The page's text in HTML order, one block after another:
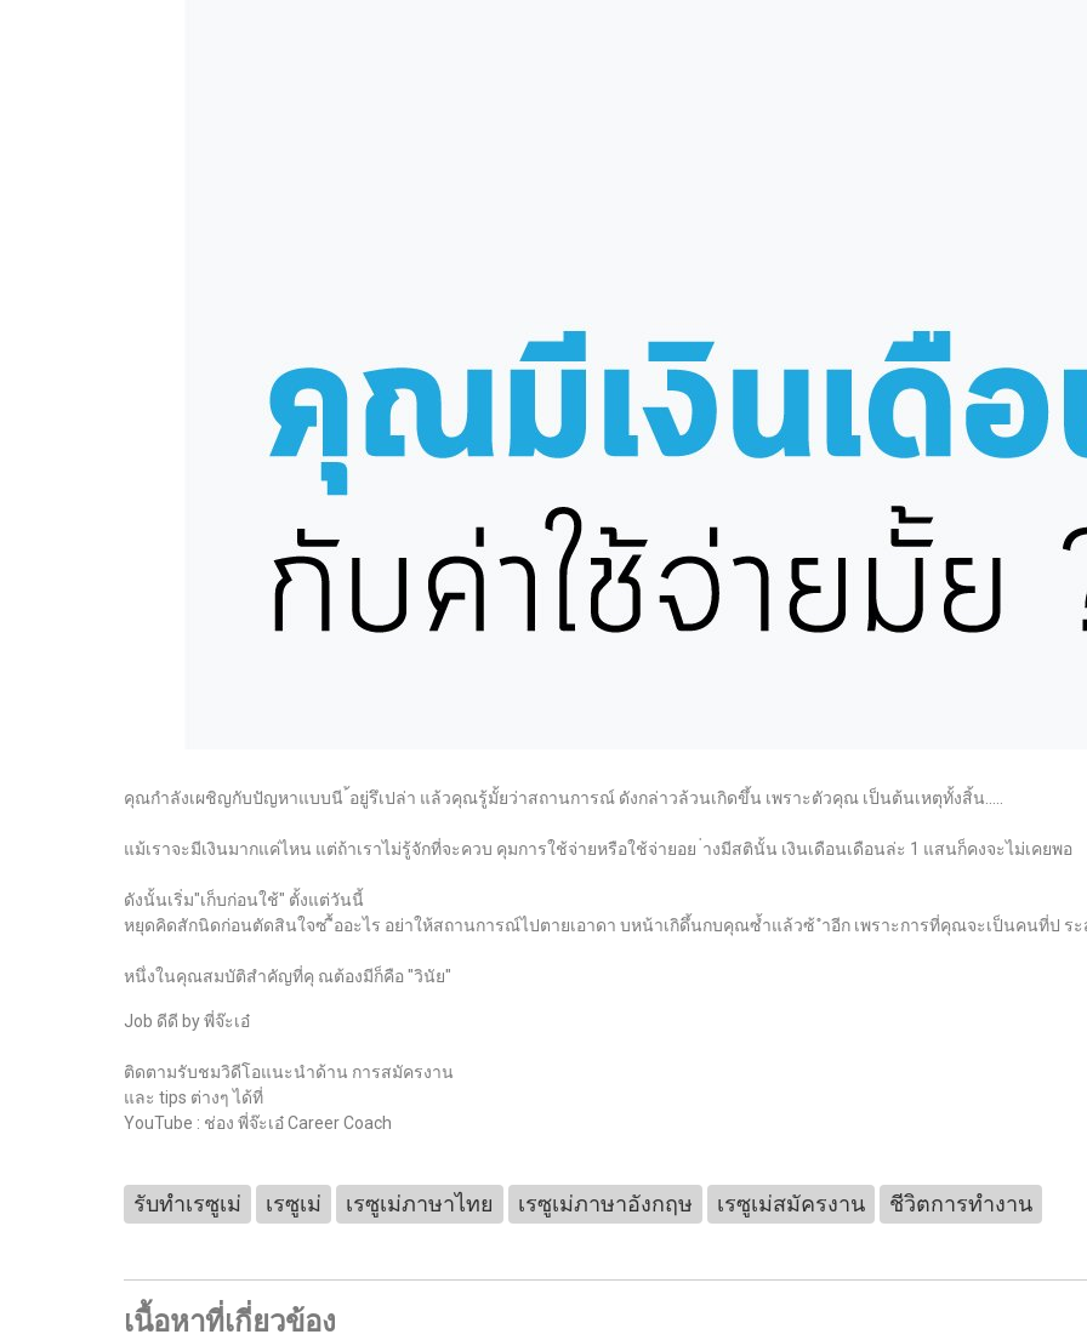
คุณกำลังเผชิญกับปัญหาแบบนี ้อยู่รึเปล่า แล้วคุณรู้มั้ยว่าสถานการณ์ ดังกล่าวล้วนเกิดขึ้น เพราะตัวคุณ เป็นต้นเหตุทั้งสิ้น.....
แม้เราจะมีเงินมากแค่ไหน แต่ถ้าเราไม่รู้จักที่จะควบ คุมการใช้จ่ายหรือใช้จ่ายอย ่างมีสตินั้น เงินเดือนเดือนล่ะ 1 แสนก็คงจะไม่เคยพอ
ดังนั้นเริ่ม"เก็บก่อนใช้" ตั้งแต่วันนี้
หยุดคิดสักนิดก่อนตัดสินใจซ ื้ออะไร อย่าให้สถานการณ์ไปตายเอาดา บหน้าเกิดึ้นกบคุณซ้ำแล้วซ้ ำอีก เพราะการที่คุณจะเป็นคนที่ป ร
หนึ่งในคุณสมบัติสำคัญที่คุ ณต้องมีก็คือ "วินัย"
Job ดีดี by พี่จ๊ะเอ๋
ติดตามรับชมวิดีโอแนะนำด้าน การสมัครงาน
และ tips ต่างๆ ได้ที่
YouTube : ช่อง พี่จ๊ะเอ๋ Career Coach
รับทำเรซูเม่ เรซูเม่ เรซูเม่ภาษาไทย เรซูเม่ภาษาอังกฤษ เรซูเม่สมัครงาน ชีวิตการทำงาน
เนื้อหาที่เกี่ยวข้อง